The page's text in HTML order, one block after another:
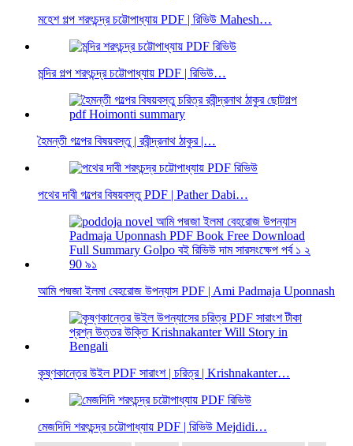
মহেশ গল্প শরৎচন্দ্র চট্টোপাধ্যায় PDF | রিভিউ Mahesh…
মন্দির গল্প শরৎচন্দ্র চট্টোপাধ্যায় PDF | রিভিউ…
হৈমন্তী গল্পের বিষয়বস্তু | রবীন্দ্রনাথ ঠাকুর |…
পথের দাবী গল্পের বিষয়বস্তু PDF | Pather Dabi…
আমি পদ্মজা ইলমা বেহরোজ উপন্যাস PDF | Ami Padmaja Uponnash
কৃষ্ণকান্তের উইল PDF সারাংশ | চরিত্র | Krishnakanter…
মেজদিদি শরৎচন্দ্র চট্টোপাধ্যায় PDF | রিভিউ Mejdidi…